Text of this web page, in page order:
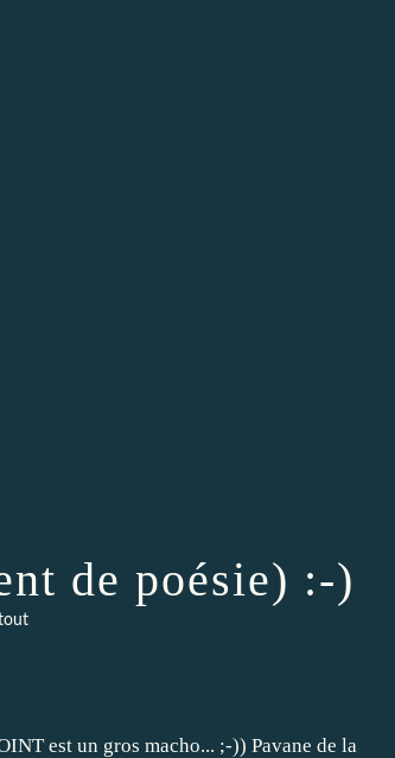
de poésie) :-)
est un gros macho... ;-)) Pavane de la